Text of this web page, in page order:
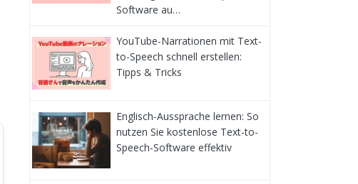
Software au…
YouTube-Narrationen mit Text-
to-Speech schnell erstellen:
Tipps & Tricks
Englisch-Aussprache lernen: So
nutzen Sie kostenlose Text-to-
Speech-Software effektiv